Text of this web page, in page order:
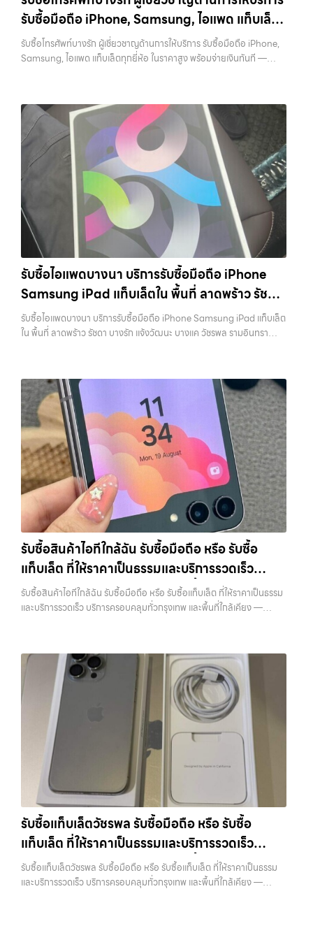
กว่า เลือกเราแล้วคุณจะได้บริการที่คุณไว้วางใจ พร้อมทีมงานที่พร้อม
อำนวยความสะดวก นัดรับถึงที่ ตรวจสภาพอย่างมืออาชีพ และจ่ายเงินทันที
ทั้งหมดนี้เพื่อให้การขายอุปกรณ์ของคุณเป็นเรื่องง่ายขึ้น ดีกว่า รวดเร็วกว่า
และคุ้มค่ากว่า ทำไมต้องเลือกเรา ผู้เชี่ยวชาญด้านการให้บริการ รับซื้อมือถือ
iPhone, Samsung, ไอแพด แท็บเล็ตทุกยี่ห้อ ในราคาสูง พร้อมจ่ายเงิน
วังหินไม่ว่าคุณจะต้องการ รับซื้อโทรศัพท์, รับซื้อแมคบุค, รับซื้อโน๊ตบุ๊ค, รับ
ซื้อแท็บเล็ต, หรือบริการอื่นๆ เกี่ยวกับสินค้าไอที กรุงเทพฯ – เราพร้อมให้
บริการครบวงจร บริการของเรา…
แท็บเล็ต และอุปกรณ์ไอทีใหม่ๆ เปลี่ยนรุ่นกันแทบทุกช่วงเวลา อุปกรณ์ที่คุณ
ใช้แล้วอาจกลายเป็นของที่ไม่ได้ใช้งานอยู่เฉยๆ เว็บไซต์ของเราจึงเกิดขึ้นเพื่อ
เป็นทางเลือกให้คุณสามารถเปลี่ยนอุปกรณ์ที่ไม่ใช้แล้วให้กลายเป็นเงินสดได้
ทันที ด้วยบริการ รับซื้อไอโฟน, รับซื้อไอแพด, รับซื้อมือถือ, รับซื้อโทรศัพท์,
รับซื้อโน๊ตบุ๊ค, รับซื้อแท็บเล็ต, รับซื้อสินค้าไอทีกรุงเทพมหานคร อย่างครบ
ถือ.com” เราเข้าใจดีว่าอุปกรณ์แต่ละชิ้นไม่ใช่แค่เครื่องใช้ไฟฟ้า แต่เป็น
ทรัพย์สินที่มีมูลค่า คุณอาจต้องการเปลี่ยนรุ่น หรือต้องการเงินด่วน เราจึง
มอบบริการประเมินสภาพเครื่อง ฟรี ปราบปรามความยุ่งยากทั้งหลาย โดย
เน้น โปร่งใส มั่นใจได้ และจ่ายเงินทันทีเมื่อตกลงซื้อขายสำเร็จ บริการของเรา
ครอบคลุมทั้ง iPhone สายใหม่-เก่า, Samsung ทุกรุ่น, iPad และแท็บเล็ต
ทุกแบรนด์ เรารับถึงแม้จะอยู่ในสภาพใช้งานแล้ว ตกแต่งแล้ว หรือมีรอยบ้าง
เพราะมูลค่าของเครื่องไม่ได้ขึ้นอยู่แค่ยี่ห้อ แต่ขึ้นอยู่กับสภาพจริง ความครบ
ชุด และความสะดวกในการขายของคุณ เราจึงตั้งใจให้บริการในเขต
ลาดพร้าว, รัชดา, บางรัก, แจ้งวัฒนะ, บางแค, วัชรพล, รามอินทรา, บางนา,
บางพลี, เกษตรนวมินทร์, เสนานิคม, วังหิน อย่างเต็มที่ ไม่ว่าคุณจะค้นหาคำ
ว่า “รับซื้อมือถือใกล้ฉัน”, “รับซื้อโทรศัพท์มือสองกรุงเทพ”, “ขาย iPad ได้
ราคา”, “รับซื้อแท็บเล็ต กรุงเทพถึงที่”, หรือ “รับซื้อ Samsung มือสอง
ราคาสูง” — ที่นี่คือคำตอบ เพราะบริการของเรามุ่งตรงให้คุณได้รับราคาและ
ความสะดวกสบายที่เหนือกว่า เลือกเราแล้วคุณจะได้บริการที่คุณไว้วางใจ
พร้อมทีมงานที่พร้อมอำนวยความสะดวก นัดรับถึงที่ ตรวจสภาพอย่างมือ
อาชีพ และจ่ายเงินทันที ทั้งหมดนี้เพื่อให้การขายอุปกรณ์ของคุณเป็นเรื่อง
ง่ายขึ้น ดีกว่า รวดเร็วกว่า และคุ้มค่ากว่า ทำไมต้องเลือกเรา ผู้เชี่ยวชาญด้าน
บางรัก, แจ้งวัฒนะ, บางแค, วัชรพล, รามอินทรา, รวมถึง…
รับซื้อมือถือ iPhone, Samsung, ไอแพด แท็บเล็ต
ทุกยี่ห้อ ในราคาสูง พร้อมจ่ายเงินทันที
รับซื้อโทรศัพท์บางรัก ผู้เชี่ยวชาญด้านการให้บริการ รับซื้อมือถือ iPhone,
Samsung, ไอแพด แท็บเล็ตทุกยี่ห้อ ในราคาสูง พร้อมจ่ายเงินทันที —
วัชรพล รามอินทรา รับซื้อโทรศัพท์บางรัก — ผู้เชี่ยวชาญด้านการให้บริการ
รับซื้อมือถือ iPhone, Samsung, ไอแพด แท็บเล็ตทุกยี่ห้อ ในราคาสูง
พร้อมจ่ายเงินทันที รับซื้อโทรศัพท์บางรัก ผู้เชี่ยวชาญด้านการให้บริการ รับ
ซื้อมือถือ iPhone, Samsung, ไอแพด แท็บเล็ตทุกยี่ห้อ ในราคาสูง พร้อม
จ่ายเงินทันที… รับซื้อโทรศัพท์บางรัก ขายอุปกรณ์ไอทีแล้วอยากได้เงิน
ด่วน? ติดต่อเราเลย! การันตีราคาดี รับเงินทันใจ ประสบการณ์เหนือระดับ
กับการ รับซื้อไอโฟน, รับซื้อไอแพด, รับซื้อมือถือ ยินดีต้อนรับสู่ “รับซื้อขาย
มือถือ.com” เว็บไซต์ที่คุณไว้วางใจได้ สำหรับบริการ รับซื้อ มือถือ iPhone,
Samsung, iPad, แท็บเล็ต ทุกยี่ห้อ ให้ราคาสูง พร้อมจ่ายเงินทันที
ครอบคลุมพื้นที่ ลาดพร้าว, รัชดา, บางรัก, แจ้งวัฒนะ, บางแค, วัชรพล,
รามอินทรา และเขตกรุงเทพฯ ใกล้ “ใกล้ ฉัน” ที่สุด ในยุคที่สมาร์ทโฟน
แท็บเล็ต และอุปกรณ์ไอทีใหม่ๆ เปลี่ยนรุ่นกันแทบทุกช่วงเวลา อุปกรณ์ที่คุณ
ใช้แล้วอาจกลายเป็นของที่ไม่ได้ใช้งานอยู่เฉยๆ เว็บไซต์ของเราจึงเกิดขึ้นเพื่อ
เป็นทางเลือกให้คุณสามารถเปลี่ยนอุปกรณ์ที่ไม่ใช้แล้วให้กลายเป็นเงินสดได้
รับซื้อโน๊ตบุ๊ค, รับซื้อแท็บเล็ต, รับซื้อสินค้าไอทีกรุงเทพมหานคร อย่างครบ
วงจร ไม่ว่าคุณจะอยู่โซนเมืองหรือเขตชานเมือง เรามีทีมงานพร้อมให้บริการ
ทรัพย์สินที่มีมูลค่า คุณอาจต้องการเปลี่ยนรุ่น หรือต้องการเงินด่วน เราจึง
มอบบริการประเมินสภาพเครื่อง ฟรี ปราบปรามความยุ่งยากทั้งหลาย โดย
เน้น โปร่งใส มั่นใจได้ และจ่ายเงินทันทีเมื่อตกลงซื้อขายสำเร็จ บริการของเรา
ครอบคลุมทั้ง iPhone สายใหม่-เก่า, Samsung ทุกรุ่น, iPad และแท็บเล็ต
ทุกแบรนด์ เรารับถึงแม้จะอยู่ในสภาพใช้งานแล้ว ตกแต่งแล้ว หรือมีรอยบ้าง
เพราะมูลค่าของเครื่องไม่ได้ขึ้นอยู่แค่ยี่ห้อ แต่ขึ้นอยู่กับสภาพจริง ความครบ
ชุด และความสะดวกในการขายของคุณ เราจึงตั้งใจให้บริการในเขต
ลาดพร้าว, รัชดา, บางรัก, แจ้งวัฒนะ, บางแค, วัชรพล, รามอินทรา, บางนา,
บางพลี, เกษตรนวมินทร์, เสนานิคม, วังหิน อย่างเต็มที่ ไม่ว่าคุณจะค้นหาคำ
ว่า “รับซื้อมือถือใกล้ฉัน”, “รับซื้อโทรศัพท์มือสองกรุงเทพ”, “ขาย iPad ได้
ราคา”, “รับซื้อแท็บเล็ต กรุงเทพถึงที่”, หรือ “รับซื้อ Samsung มือสอง
ราคาสูง” — ที่นี่คือคำตอบ เพราะบริการของเรามุ่งตรงให้คุณได้รับราคาและ
ความสะดวกสบายที่เหนือกว่า เลือกเราแล้วคุณจะได้บริการที่คุณไว้วางใจ
พร้อมทีมงานที่พร้อมอำนวยความสะดวก นัดรับถึงที่ ตรวจสภาพอย่างมือ
อาชีพ และจ่ายเงินทันที ทั้งหมดนี้เพื่อให้การขายอุปกรณ์ของคุณเป็นเรื่อง
ง่ายขึ้น ดีกว่า รวดเร็วกว่า และคุ้มค่ากว่า ทำไมต้องเลือกเรา ผู้เชี่ยวชาญด้าน
การให้บริการ รับซื้อมือถือ iPhone, Samsung, ไอแพด แท็บเล็ตทุกยี่ห้อ ใน
เกษตรนวมินทร์, เสนานิคม, วังหินไม่ว่าคุณจะต้องการ รับซื้อโทรศัพท์, รับ
ซื้อแมคบุค, รับซื้อโน๊ตบุ๊ค, รับซื้อแท็บเล็ต, หรือบริการอื่นๆ เกี่ยวกับสินค้า
ไอที กรุงเทพฯ – เราพร้อมให้บริการครบวงจร บริการของเรา เราให้บริการ
แบบครบวงจรสำหรับลูกค้าที่ต้องการขายอุปกรณ์ไอที ไม่ว่าจะเป็น: รับซื้อไอ
โฟน ทุกรุ่น…
รับซื้อไอแพดบางนา บริการรับซื้อมือถือ iPhone
Samsung iPad แท็บเล็ตใน พื้นที่ ลาดพร้าว รัชดา
บางรัก แจ้งวัฒนะ บางแค วัชรพล รามอินทรา
พร้อมจ่ายเงินทันที
รับซื้อไอแพดบางนา บริการรับซื้อมือถือ iPhone Samsung iPad แท็บเล็ต
ใน พื้นที่ ลาดพร้าว รัชดา บางรัก แจ้งวัฒนะ บางแค วัชรพล รามอินทรา
ดา บางรัก แจ้งวัฒนะ บางแค วัชรพล รามอินทรา รับซื้อไอแพดบางนา —
บริการรับซื้อมือถือ iPhone Samsung iPad แท็บเล็ตใน พื้นที่ ลาดพร้าว
รัชดา บางรัก แจ้งวัฒนะ บางแค วัชรพล รามอินทรา พร้อมจ่ายเงินทันที รับ
ซื้อไอแพดบางนา บริการรับซื้อมือถือ iPhone Samsung iPad แท็บเล็ตใน
พื้นที่ ลาดพร้าว รัชดา บางรัก แจ้งวัฒนะ บางแค วัชรพล รามอินทรา พร้อม
จ่ายเงินทันที… รับซื้อไอแพดบางนา บริการถึงพื้นที่ เขตลาดพร้าว, รัชดา,
บางรัก, แจ้งวัฒนะ, บางแค, วัชรพล, รามอินทรา — นัดรับสะดวกทุกเขต
ประสบการณ์เหนือระดับกับการ รับซื้อไอโฟน, รับซื้อไอแพด, รับซื้อมือถือ
ยินดีต้อนรับสู่ “รับซื้อขายมือถือ.com” เว็บไซต์ที่คุณไว้วางใจได้ สำหรับ
บริการ รับซื้อ มือถือ iPhone, Samsung, iPad, แท็บเล็ต ทุกยี่ห้อ ให้ราคา
สูง พร้อมจ่ายเงินทันที ครอบคลุมพื้นที่ ลาดพร้าว, รัชดา, บางรัก,
แจ้งวัฒนะ, บางแค, วัชรพล, รามอินทรา และเขตกรุงเทพฯ ใกล้ “ใกล้ ฉัน”
ที่สุด ในยุคที่สมาร์ทโฟน แท็บเล็ต และอุปกรณ์ไอทีใหม่ๆ เปลี่ยนรุ่นกันแทบ
ทุกช่วงเวลา อุปกรณ์ที่คุณใช้แล้วอาจกลายเป็นของที่ไม่ได้ใช้งานอยู่เฉยๆ
เว็บไซต์ของเราจึงเกิดขึ้นเพื่อเป็นทางเลือกให้คุณสามารถเปลี่ยนอุปกรณ์ที่
ไม่ใช้แล้วให้กลายเป็นเงินสดได้ทันที ด้วยบริการ รับซื้อไอโฟน, รับซื้อไอแพด,
รับซื้อมือถือ, รับซื้อโทรศัพท์, รับซื้อโน๊ตบุ๊ค, รับซื้อแท็บเล็ต, รับซื้อสินค้าไอที
รวดเร็วที่สุด ที่ “รับซื้อขายมือถือ.com” เราเข้าใจดีว่าอุปกรณ์แต่ละชิ้นไม่ใช่
แค่เครื่องใช้ไฟฟ้า แต่เป็นทรัพย์สินที่มีมูลค่า คุณอาจต้องการเปลี่ยนรุ่น หรือ
ต้องการเงินด่วน เราจึงมอบบริการประเมินสภาพเครื่อง ฟรี ปราบปราม
ความยุ่งยากทั้งหลาย โดยเน้น โปร่งใส มั่นใจได้ และจ่ายเงินทันทีเมื่อตกลง
ซื้อขายสำเร็จ บริการของเราครอบคลุมทั้ง iPhone สายใหม่-เก่า,
Samsung ทุกรุ่น, iPad และแท็บเล็ตทุกแบรนด์ เรารับถึงแม้จะอยู่ในสภาพ
ใช้งานแล้ว ตกแต่งแล้ว หรือมีรอยบ้าง เพราะมูลค่าของเครื่องไม่ได้ขึ้นอยู่แค่
ยี่ห้อ แต่ขึ้นอยู่กับสภาพจริง ความครบชุด และความสะดวกในการขายของ
คุณ เราจึงตั้งใจให้บริการในเขต ลาดพร้าว, รัชดา, บางรัก, แจ้งวัฒนะ,
บางแค, วัชรพล, รามอินทรา, บางนา, บางพลี, เกษตรนวมินทร์, เสนานิคม,
วังหิน อย่างเต็มที่ ไม่ว่าคุณจะค้นหาคำว่า “รับซื้อมือถือใกล้ฉัน”, “รับซื้อ
โทรศัพท์มือสองกรุงเทพ”, “ขาย iPad ได้ราคา”, “รับซื้อแท็บเล็ต กรุงเทพ
ถึงที่”, หรือ “รับซื้อ Samsung มือสอง ราคาสูง” — ที่นี่คือคำตอบ เพราะ
บริการของเรามุ่งตรงให้คุณได้รับราคาและความสะดวกสบายที่เหนือกว่า
เลือกเราแล้วคุณจะได้บริการที่คุณไว้วางใจ พร้อมทีมงานที่พร้อมอำนวย
ความสะดวก นัดรับถึงที่ ตรวจสภาพอย่างมืออาชีพ และจ่ายเงินทันที
ทั้งหมดนี้เพื่อให้การขายอุปกรณ์ของคุณเป็นเรื่องง่ายขึ้น ดีกว่า รวดเร็วกว่า
รับซื้อสินค้าไอทีใกล้ฉัน รับซื้อมือถือ หรือ รับซื้อ
แท็บเล็ต ที่ให้ราคาเป็นธรรมและบริการรวดเร็ว
บริการครอบคลุมทั่วกรุงเทพ และพื้นที่ใกล้เคียง
รับซื้อสินค้าไอทีใกล้ฉัน รับซื้อมือถือ หรือ รับซื้อแท็บเล็ต ที่ให้ราคาเป็นธรรม
และบริการรวดเร็ว บริการครอบคลุมทั่วกรุงเทพ และพื้นที่ใกล้เคียง —
วัชรพล รามอินทรา รับซื้อสินค้าไอทีใกล้ฉัน — รับซื้อมือถือ หรือ รับซื้อ
แท็บเล็ต ที่ให้ราคาเป็นธรรมและบริการรวดเร็ว บริการครอบคลุมทั่วกรุงเทพ
และพื้นที่ใกล้เคียง รับซื้อสินค้าไอทีใกล้ฉัน รับซื้อมือถือ หรือ รับซื้อแท็บเล็ต
ที่ให้ราคาเป็นธรรมและบริการรวดเร็ว บริการครอบคลุมทั่วกรุงเทพ และพื้นที่
ใกล้เคียง รับซื้อ… รับซื้อสินค้าไอทีใกล้ฉัน รับซื้อ iPhone ทุกรุ่น ให้ราคาสูง
พร้อมจ่ายเงินทันที ประสบการณ์เหนือระดับกับการ รับซื้อไอโฟน, รับซื้อไอ
แพด, รับซื้อมือถือ ยินดีต้อนรับสู่ “รับซื้อขายมือถือ.com” เว็บไซต์ที่คุณไว้
วางใจได้ สำหรับบริการ รับซื้อ มือถือ iPhone, Samsung, iPad, แท็บเล็ต
ทุกยี่ห้อ ให้ราคาสูง พร้อมจ่ายเงินทันที ครอบคลุมพื้นที่ ลาดพร้าว, รัชดา,
บางรัก, แจ้งวัฒนะ, บางแค, วัชรพล, รามอินทรา และเขตกรุงเทพฯ ใกล้ “ใกล้
ฉัน” ที่สุด ในยุคที่สมาร์ทโฟน แท็บเล็ต และอุปกรณ์ไอทีใหม่ๆ เปลี่ยนรุ่นกัน
แทบทุกช่วงเวลา อุปกรณ์ที่คุณใช้แล้วอาจกลายเป็นของที่ไม่ได้ใช้งานอยู่
เฉยๆ เว็บไซต์ของเราจึงเกิดขึ้นเพื่อเป็นทางเลือกให้คุณสามารถเปลี่ยน
อุปกรณ์ที่ไม่ใช้แล้วให้กลายเป็นเงินสดได้ทันที ด้วยบริการ รับซื้อไอโฟน, รับ
ซื้อไอแพด, รับซื้อมือถือ, รับซื้อโทรศัพท์, รับซื้อโน๊ตบุ๊ค, รับซื้อแท็บเล็ต, รับ
ซื้อสินค้าไอทีกรุงเทพมหานคร อย่างครบวงจร ไม่ว่าคุณจะอยู่โซนเมืองหรือ
เขตชานเมือง เรามีทีมงานพร้อมให้บริการถึงที่ในพื้นที่ “ใกล้ ฉัน” เพื่อความ
รับซื้อแท็บเล็ตวัชรพล รับซื้อมือถือ หรือ รับซื้อ
แท็บเล็ต ที่ให้ราคาเป็นธรรมและบริการรวดเร็ว
บริการครอบคลุมทั่วกรุงเทพ และพื้นที่ใกล้เคียง
รับซื้อแท็บเล็ตวัชรพล รับซื้อมือถือ หรือ รับซื้อแท็บเล็ต ที่ให้ราคาเป็นธรรม
และบริการรวดเร็ว บริการครอบคลุมทั่วกรุงเทพ และพื้นที่ใกล้เคียง —